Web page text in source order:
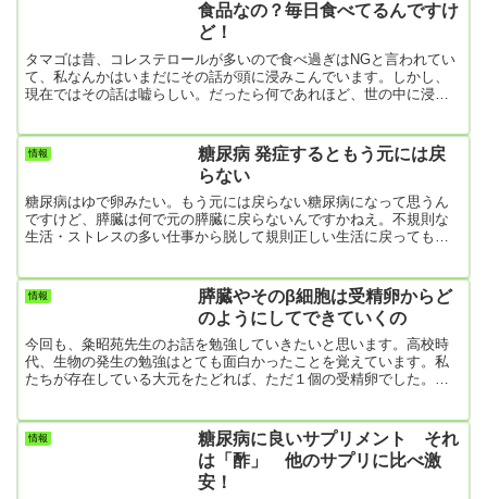
食品なの？毎日食べてるんですけ
ど！
タマゴは昔、コレステロールが多いので食べ過ぎはNGと言われてい
て、私なんかはいまだにその話が頭に浸みこんでいます。しかし、
現在ではその話は嘘らしい。だったら何であれほど、世の中に浸透
きは、僕もたいていは冷蔵庫から卵を２，3個出して、目玉焼きか、
卵焼きかゆで卵かスクランブルエッグ、調理も簡単で最高の食べ物
です。ところで、このタマゴ、毎日食べるだけに糖尿病にはどうな
んでしょう。次の...
情報
糖尿病 発症するともう元には戻
らない
糖尿病はゆで卵みたい。もう元には戻らない糖尿病になって思うん
ですけど、膵臓は何で元の膵臓に戻らないんですかねえ。不規則な
生活・ストレスの多い仕事から脱して規則正しい生活に戻っても、
には戻らないのと一緒。 糖尿病（2型）ではなぜ、インスリンの働き
が悪くなるのか「インスリン分泌の低下」と「インスリン抵抗性の
発現」の2つが原因です。 「インスリン分泌低下」とは膵臓に存在し
てインスリン...
情報
膵臓やそのβ細胞は受精卵からど
のようにしてできていくの
今回も、粂昭苑先生のお話を勉強していきたいと思います。高校時
代、生物の発生の勉強はとても面白かったことを覚えています。私
たちが存在している大元をたどれば、ただ１個の受精卵でした。そ
を続け、最終的には60兆個もの細胞の集団になり、それら細胞は神
経細胞や筋肉細胞や表皮細胞や血球などに分化してしまうのです。
そうなってしまうと、もうそれぞれの細胞の機能が確定しており、
情報
糖尿病に良いサプリメント それ
は「酢」 他のサプリに比べ激
安！